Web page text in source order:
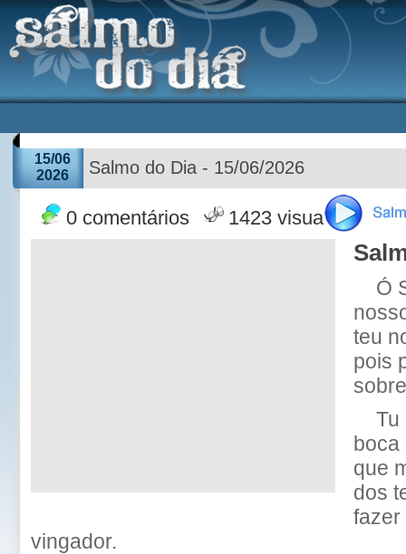
15/06
2026
Salmo do Dia - 15/06/2026
0 comentários 1423 visualizações
Ó
teu
pois
Tu
boca
que
dos
fazer
vingador.